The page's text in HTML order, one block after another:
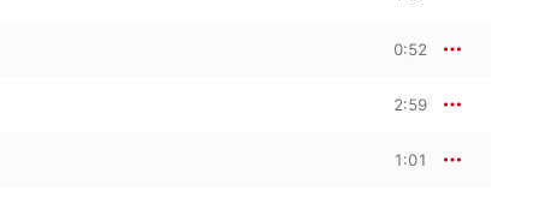
0:52
2:59
1:01